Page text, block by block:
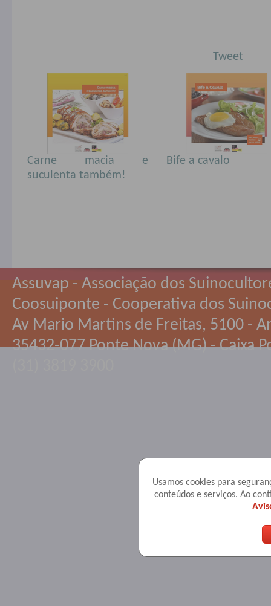
Tweet
Carne macia e
suculenta também!
Bife a cavalo
Usamos cookies para
conteúdos e serviços. Ao
Assuvap - Associação dos
Coosuiponte - Cooperativa dos
Av Mario Martins de Freitas, 5100 -
35432-077 Ponte Nova (MG) - Caixa